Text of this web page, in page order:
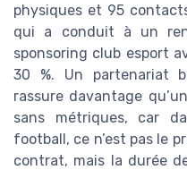
physiques et 95
qui a conduit à un
sponsoring club esport
30 %. Un partenariat
rassure davantage
sans métriques, car
football, ce n’est pas le
contrat, mais la durée